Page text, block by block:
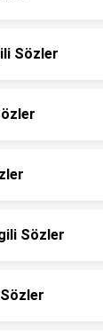
Sözler
Sözler